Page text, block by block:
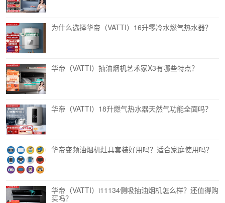
为什么选择华帝（VATTI）16升零冷水燃气热水器？
华帝（VATTI）抽油烟机艺术家X3有哪些特点？
华帝（VATTI）18升燃气热水器天然气功能全面吗？
华帝变频油烟机灶具套装好用吗？适合家庭使用吗？
华帝（VATTI）i11134侧吸抽油烟机怎么样？还值得购
买吗？